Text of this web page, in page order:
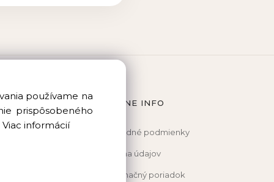
PRÁVNE INFO
Obchodné podmienky
Ochrana údajov
Reklamačný poriadok
používame na
prispôsobeného
Viac informácií